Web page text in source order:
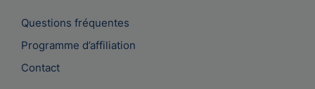
Questions fréquentes
Programme d’affiliation
Contact